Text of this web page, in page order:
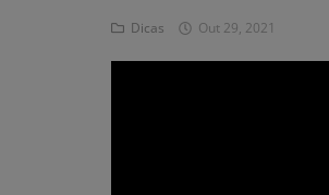
Dicas Out 29, 2021